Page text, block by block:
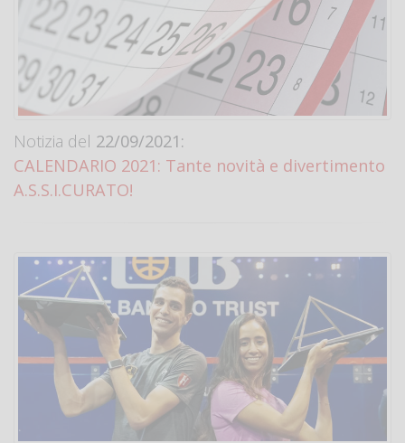
Notizia del 22/09/2021:
CALENDARIO 2021: Tante novità e divertimento
A.S.S.I.CURATO!